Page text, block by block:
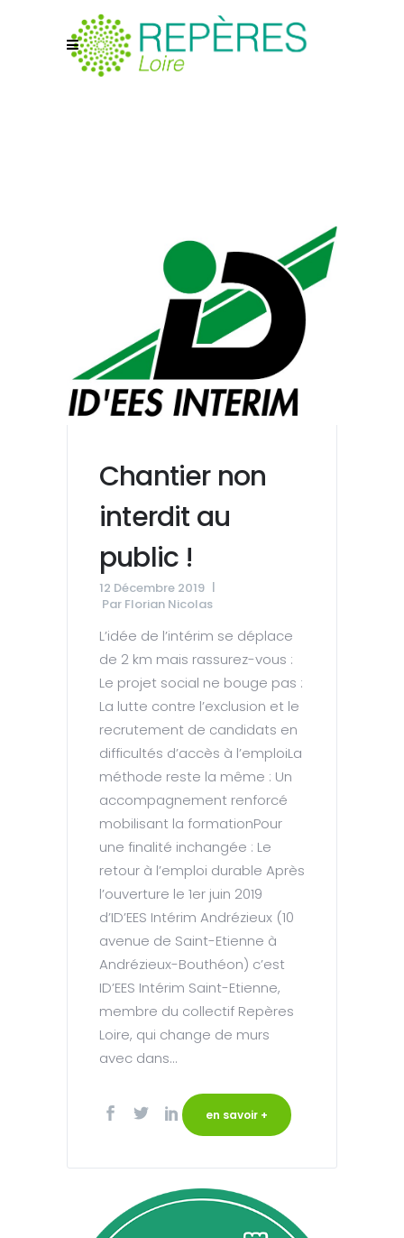
Chantier non
interdit au
public !
12 Décembre 2019
Par Florian Nicolas
L’idée de l’intérim se déplace
de 2 km mais rassurez-vous :
Le projet social ne bouge pas :
La lutte contre l’exclusion et le
recrutement de candidats en
difficultés d’accès à l’emploiLa
méthode reste la même : Un
accompagnement renforcé
mobilisant la formationPour
une finalité inchangée : Le
retour à l’emploi durable Après
l’ouverture le 1er juin 2019
d’ID’EES Intérim Andrézieux (10
avenue de Saint-Etienne à
Andrézieux-Bouthéon) c’est
ID’EES Intérim Saint-Etienne,
membre du collectif Repères
Loire, qui change de murs
avec dans...
en savoir +